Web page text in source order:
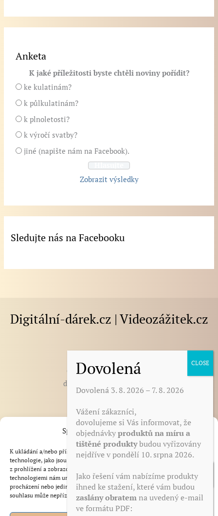
Spravovat Souhlas s cookies
K ukládání a/nebo přístupu k informacím o zařízení používáme
technologie, jako jsou soubory cookie. Děláme to, abychom zlepšili zážitek
z prohlížení a zobrazovali personalizované reklamy. Souhlas s těmito
technologiemi nám umožní zpracovávat údaje, jako je chování při
procházení nebo jedinečná ID na tomto webu. Nesouhlas nebo odvolání
souhlasu může nepříznivě ovlivnit určité vlastnosti a funkce.
Anketa
K jaké příležitosti byste chtěli noviny pořídit?
ke kulatinám?
k půlkulatinám?
k plnoletosti?
k výročí svatby?
jiné (napište nám na Facebook).
Zobrazit výsledky
Sledujte nás na Facebooku
Digitální-dárek.cz | Videozážitek.cz
darek@digitalni-darek.cz
digitalni-darek@seznam.cz
BLOG - články, novinky, tipy
Otázky a odpovědi
Zdarma ke stažení
Reference
Obchodní podmínky
Zásady zpracování a ochrana osobních údajů
Odstoupení od smlouvy
Zásady cookies (EU)
Dovolená 3. 8. 2026 – 7. 8. 2026
Vážení zákazníci,
dovolujeme si Vás informovat, že
objednávkyproduktů na míru a
tištěné produktybudou vyřizovány
nejdříve v pondělí 10. srpna 2026.
Jako řešení vám nabízíme produkty
ihned ke stažení, které vám budou
zaslány obratemna uvedený e-mail
ve formátu PDF: